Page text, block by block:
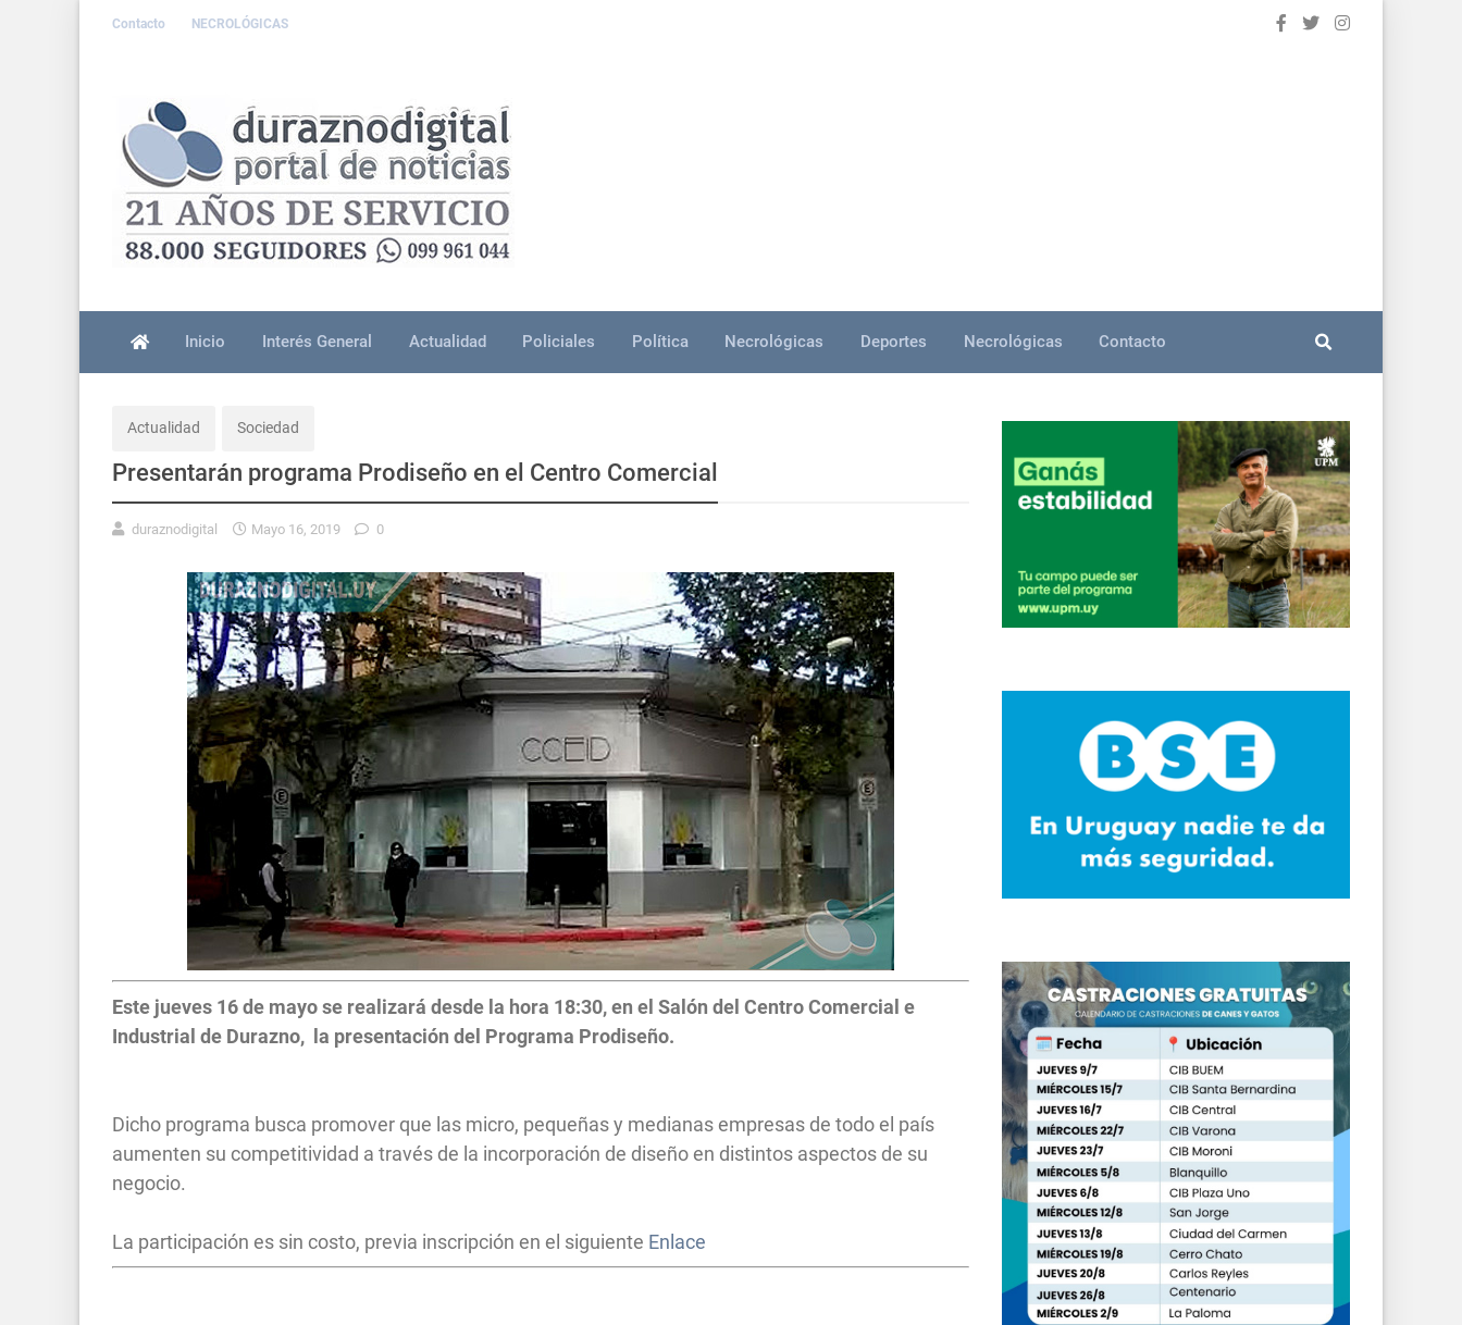
Contacto NECROLÓGICAS
Inicio Interés General Actualidad Policiales Política Necrológicas Deportes Necrológicas Contacto
Actualidad Sociedad
Presentarán programa Prodiseño en el Centro Comercial
duraznodigital Mayo 16, 2019 0
Este jueves 16 de mayo se realizará desde la hora 18:30,en el Salón del Centro Comercial e
Industrial de Durazno, la presentación del Programa Prodiseño.
Dicho programa busca promover que las micro, pequeñas y medianas empresas de todo el país
aumenten su competitividad a través de la incorporación de diseño en distintos aspectos de su
negocio.
La participación es sin costo, previa inscripción en el siguiente Enlace